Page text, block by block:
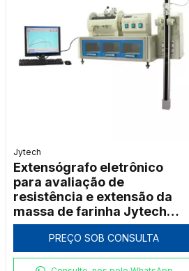
Jytech
Extensógrafo eletrônico
para avaliação de
resistência e extensão da
massa de farinha Jytech
JLSD
PREÇO SOB CONSULTA